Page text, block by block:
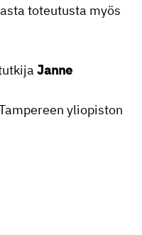
toteutusta myös
Janne
yliopiston